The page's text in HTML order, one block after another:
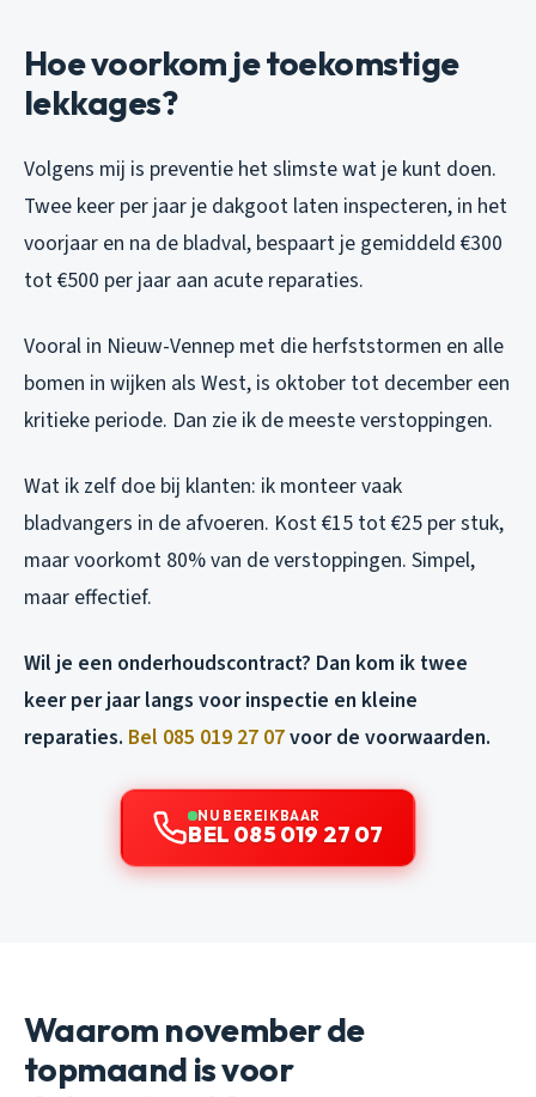
Hoe voorkom je toekomstige
lekkages?
Volgens mij is preventie het slimste wat je kunt doen.
Twee keer per jaar je dakgoot laten inspecteren, in het
voorjaar en na de bladval, bespaart je gemiddeld €300
tot €500 per jaar aan acute reparaties.
Vooral in Nieuw-Vennep met die herfststormen en alle
bomen in wijken als West, is oktober tot december een
kritieke periode. Dan zie ik de meeste verstoppingen.
Wat ik zelf doe bij klanten: ik monteer vaak
bladvangers in de afvoeren. Kost €15 tot €25 per stuk,
maar voorkomt 80% van de verstoppingen. Simpel,
maar effectief.
Wil je een onderhoudscontract? Dan kom ik twee
keer per jaar langs voor inspectie en kleine
reparaties. Bel 085 019 27 07voor de voorwaarden.
NU BEREIKBAAR
BEL 085 019 27 07
Waarom november de
topmaand is voor